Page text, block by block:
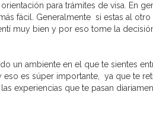
para trámites de visa. En
fácil. Generalmente si estas al
muy bien y por eso tome la
un ambiente en el que te sientes
eso es súper importante, ya que te
experiencias que te pasan